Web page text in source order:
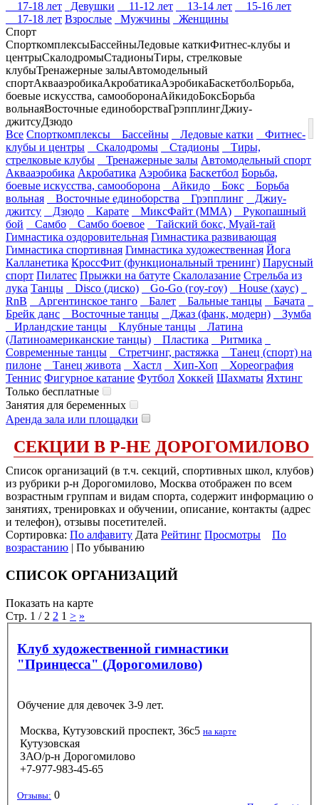
17-18 лет
Девушки 11-12 лет 13-14 лет
15-16 лет
17-18 лет Взрослые Мужчины
Женщины
Спорт
СпорткомплексыБассейныЛедовые каткиФитнес-клубы и
центрыСкалодромыСтадионыТиры, стрелковые
клубыТренажерные залыАвтомодельный
спортАквааэробикаАкробатикаАэробикаБаскетболБорьба,
боевые искусства, самооборонаАйкидоБоксБорьба
вольнаяВосточные единоборстваГрэпплингДжиу-
джитсуДзюдо
Все Спорткомплексы Бассейны Ледовые катки
Фитнес-
клубы и центры
Скалодромы Стадионы
Тиры,
стрелковые клубы
Тренажерные залы Автомодельный спорт
Аквааэробика Акробатика Аэробика Баскетбол Борьба,
боевые искусства, самооборона
Айкидо Бокс
Борьба
вольная
Восточные единоборства Грэпплинг
Джиу-
джитсу
Дзюдо Карате МиксФайт (ММА)
Рукопашный
бой
Самбо Самбо боевое
Тайский бокс, Муай-тай
Гимнастика оздоровительная Гимнастика развивающая
Гимнастика спортивная Гимнастика художественная Йога
Калланетика КроссФит (функциональный тренинг) Парусный
спорт Пилатес Прыжки на батуте Скалолазание Стрельба из
лука Танцы Disco (диско) Go-Go (гоу-гоу)
House (хаус)
RnB
Аргентинское танго Балет Бальные танцы
Бачата
Брейк данс
Восточные танцы Джаз (фанк, модерн)
Зумба
Ирландские танцы
Клубные танцы
Латина
(Латиноамериканские танцы)
Пластика
Ритмика
Современные танцы
Стретчинг, растяжка
Танец (спорт) на
пилоне
Танец живота Хастл Хип-Хоп
Хореография
Теннис Фигурное катание Футбол Хоккей Шахматы Яхтинг
Только бесплатные
Занятия для беременных
Аренда зала или площадки
СЕКЦИИ В Р-НЕ ДОРОГОМИЛОВО
Список организаций (в т.ч. секций, спортивных школ, клубов)
из рубрики р-н Дорогомилово, Москва отображен по всем
возрастным группам и видам спорта, содержит информацию о
занятиях, тренировках и обучении, описание, контакты (адрес
и телефон), отзывы посетителей.
Сортировка: По алфавиту Дата Рейтинг Просмотры
По
возрастанию | По убыванию
СПИСОК ОРГАНИЗАЦИЙ
Показать на карте
Стр. 1 / 2 2 1 > »
Клуб художественной гимнастики
"Принцесса" (Дорогомилово)
Обучение для девочек 3-9 лет.
Москва, Кутузовский проспект, 36с5 на карте
Кутузовская
ЗАО/р-н Дорогомилово
+7-977-983-45-65
Отзывы: 0